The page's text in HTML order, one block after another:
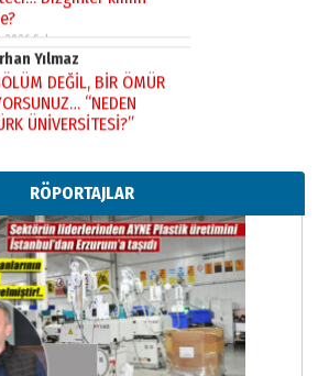
Salı
Yılmaz
DEĞİL, BİR ÖMÜR
“NEDEN
ÜNİVERSİTESİ?”
2026 Salı
Yesevi’den bir Alperen…
idi… Hakka yürüdü.!
2026 Perşembe
bıraktığı hatıralarıyla
adamı Faruk Terzioğlu!
2026 Çarşamba
RÖPORTAJLAR